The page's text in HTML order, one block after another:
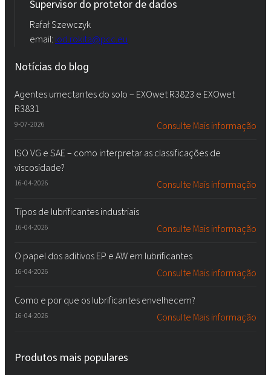
Supervisor do protetor de dados
Rafał Szewczyk
email: iod.rokita@pcc.eu
Notícias do blog
Agentes umectantes do solo – EXOwet R3823 e EXOwet
R3831
9-07-2026 Consulte Mais informação
ISO VG e SAE – como interpretar as classificações de
viscosidade?
16-04-2026 Consulte Mais informação
Tipos de lubrificantes industriais
16-04-2026 Consulte Mais informação
O papel dos aditivos EP e AW em lubrificantes
16-04-2026 Consulte Mais informação
Como e por que os lubrificantes envelhecem?
16-04-2026 Consulte Mais informação
Produtos mais populares